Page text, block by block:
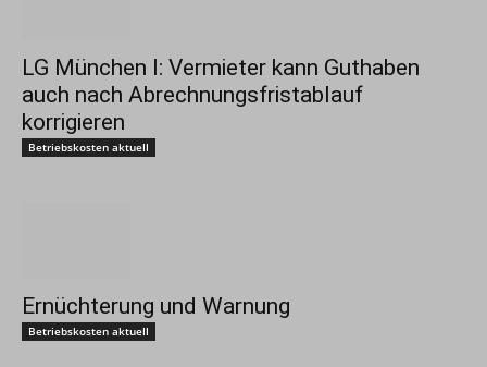
LG München I: Vermieter kann Guthaben
auch nach Abrechnungsfristablauf
korrigieren
Betriebskosten aktuell
Ernüchterung und Warnung
Betriebskosten aktuell